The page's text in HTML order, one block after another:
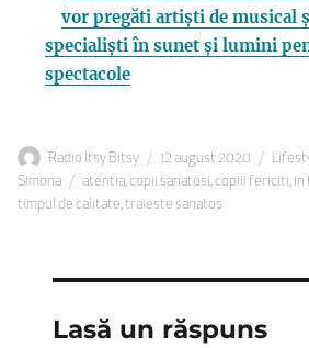
vor pregăti artiști de musical
specialiști în sunet și lumini
spectacole
Autor
Radio Itsy Bitsy
Publicat
pe
12 august 2020
Simona
Etichete
atentia copii sanatosi copiii fericiti in
timpul de calitate traieste sanatos
Lasă un răspuns